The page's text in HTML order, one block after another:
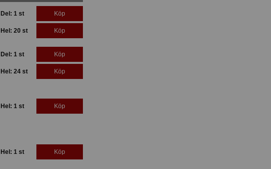
Del: 1 st Köp
Hel: 20 st Köp
Del: 1 st Köp
Hel: 24 st Köp
Hel: 1 st Köp
Hel: 1 st Köp